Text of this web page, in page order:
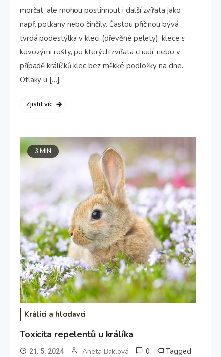
morčat, ale mohou postihnout i další zvířata jako
např. potkany nebo činčily. Častou příčinou bývá
tvrdá podestýlka v kleci (dřevěné pelety), klece s
kovovými rošty, po kterých zvířata chodí, nebo v
případě králíčků klec bez měkké podložky na dne.
Otlaky u […]
Zjistit víc
3 MIN
Králíci a hlodavci
Toxicita repelentů u králíka
21. 5. 2024 Aneta Baklová 0 Tagged